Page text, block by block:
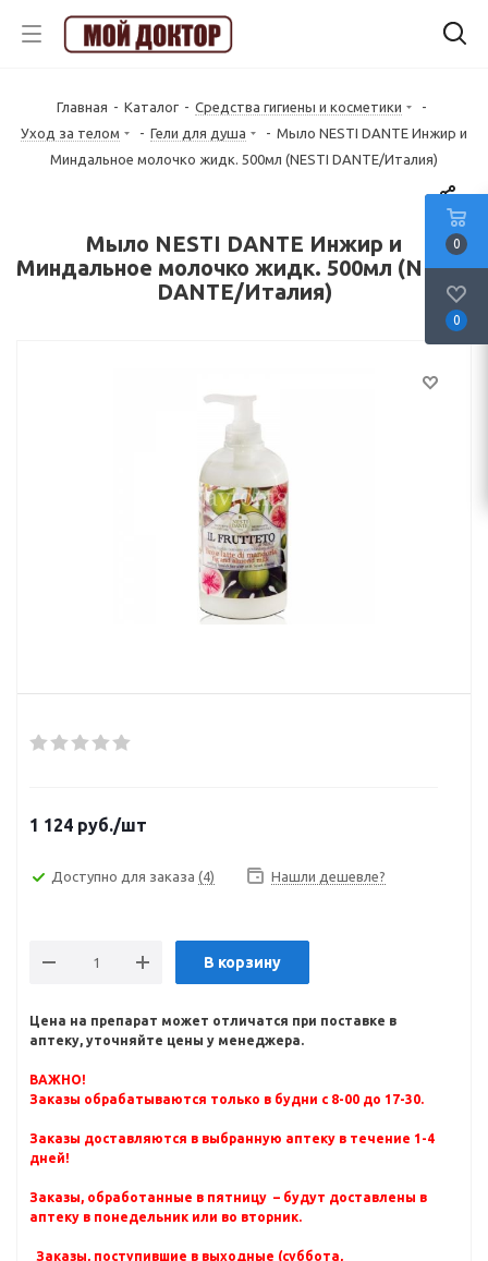
Главная - Каталог - Средства гигиены и косметики
-
Уход за телом
- Гели для душа - Мыло NESTI DANTE Инжир и
Миндальное молочко жидк. 500мл (NESTI DANTE/Италия)
Мыло NESTI DANTE Инжир и
Миндальное молочко жидк. 500мл (NESTI
DANTE/Италия)
1 124 руб./шт
Доступно для заказа (4) Нашли дешевле?
В корзину
Цена на препарат может отличатся при поставке в
аптеку, уточняйте цены у менеджера.
ВАЖНО!
Заказы обрабатываются только в будни с 8-00 до 17-30.
Заказы доставляются в выбранную аптеку в течение 1-4
дней!
Заказы, обработанные в пятницу – будут доставлены в
аптеку в понедельник или во вторник.
Заказы, поступившие в выходные (суббота,
0
0